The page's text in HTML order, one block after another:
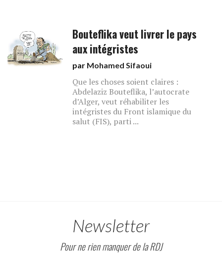
Bouteflika veut livrer le pays
aux intégristes
par Mohamed Sifaoui
Que les choses soient claires :
Abdelaziz Bouteflika, l’autocrate
d’Alger, veut réhabiliter les
intégristes du Front islamique du
salut (FIS), parti ...
Newsletter
Pour ne rien manquer de la RDJ